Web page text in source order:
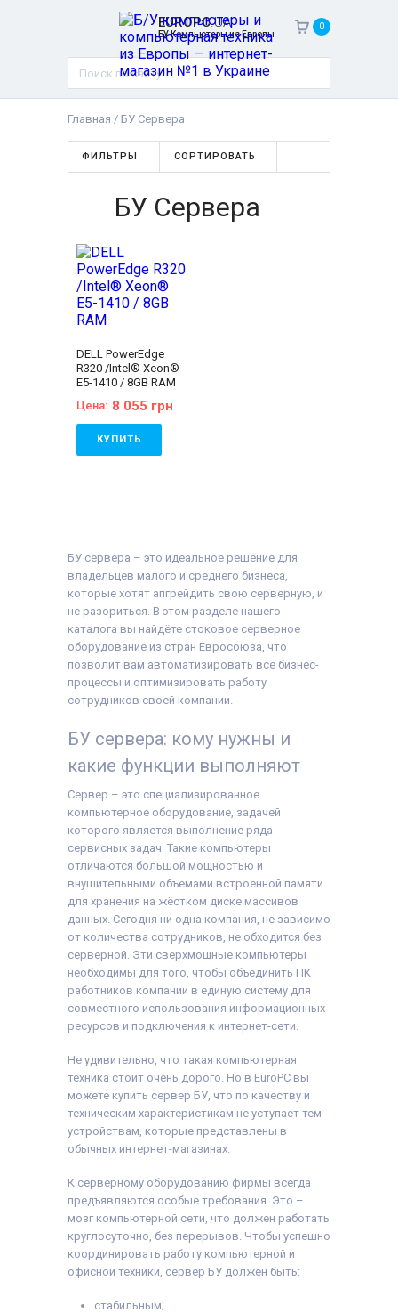
EUROPC.UA
БУ Компьютеры из Европы
0
Главная / БУ Сервера
ФИЛЬТРЫ СОРТИРОВАТЬ
БУ Сервера
DELL PowerEdge
R320 /Intel® Xeon®
E5-1410 / 8GB RAM
Цена: 8 055 грн
КУПИТЬ
Количество ядер
Форм-фактор Диска:
3.5
Оперативная Память:
Поколение
Процессора: Intel
Xeon E5
Процессор: Intel®
Xeon® E5-1410
БУ сервера – это идеальное решение для
владельцев малого и среднего бизнеса,
которые хотят апгрейдить свою серверную, и
не разориться. В этом разделе нашего
каталога вы найдёте стоковое серверное
оборудование из стран Евросоюза, что
позволит вам автоматизировать все бизнес-
процессы и оптимизировать работу
сотрудников своей компании.
БУ сервера: кому нужны и
какие функции выполняют
Сервер – это специализированное
компьютерное оборудование, задачей
которого является выполнение ряда
сервисных задач. Такие компьютеры
отличаются большой мощностью и
внушительными объемами встроенной памяти
для хранения на жёстком диске массивов
данных. Сегодня ни одна компания, не зависимо
от количества сотрудников, не обходится без
серверной. Эти сверхмощные компьютеры
необходимы для того, чтобы объединить ПК
работников компании в единую систему для
совместного использования информационных
ресурсов и подключения к интернет-сети.
Не удивительно, что такая компьютерная
техника стоит очень дорого. Но в EuroPC вы
можете купить сервер БУ, что по качеству и
техническим характеристикам не уступает тем
устройствам, которые представлены в
обычных интернет-магазинах.
К серверному оборудованию фирмы всегда
предъявляются особые требования. Это –
мозг компьютерной сети, что должен работать
круглосуточно, без перерывов. Чтобы успешно
координировать работу компьютерной и
офисной техники, сервер БУ должен быть:
стабильным;